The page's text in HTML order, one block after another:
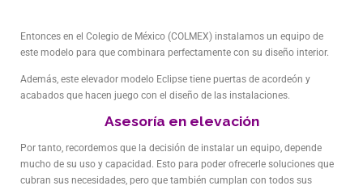
Entonces en el Colegio de México (COLMEX) instalamos un equipo de
este modelo para que combinara perfectamente con su diseño interior.
Además, este elevador modelo Eclipse tiene puertas de acordeón y
acabados que hacen juego con el diseño de las instalaciones.
Asesoría en elevación
Por tanto, recordemos que la decisión de instalar un equipo, depende
mucho de su uso y capacidad. Esto para poder ofrecerle soluciones que
cubran sus necesidades, pero que también cumplan con todos sus